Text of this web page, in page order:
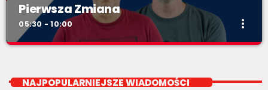
Pierwsza Zmiana
05:30 - 10:00 more_vert
NAJPOPULARNIEJSZE WIADOMOŚCI